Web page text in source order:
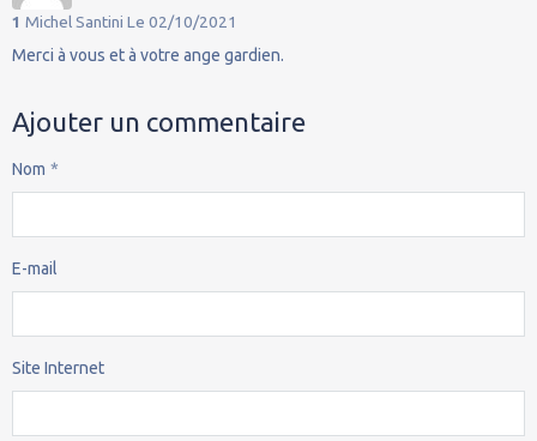
1 Michel Santini Le 02/10/2021
Merci à vous et à votre ange gardien.
Ajouter un commentaire
Nom
E-mail
Site Internet